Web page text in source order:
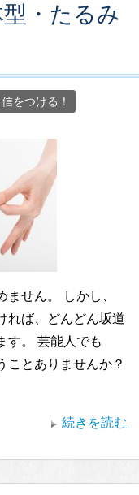
・たるみ
をつける！
せん。 しかし、
れば、どんどん坂道
す。 芸能人でも
ことありませんか？
続きを読む